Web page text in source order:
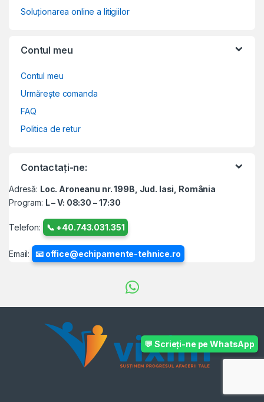
💬 Scrieți-ne pe WhatsApp
Soluționarea online a litigiilor
Contul meu
Contul meu
Urmărește comanda
FAQ
Politica de retur
Contactați-ne:
Adresă: Loc. Aroneanu nr. 199B, Jud. Iasi, România
Program: L – V: 08:30 – 17:30
Telefon: 📞 +40.743.031.351
Email: 📧 office@echipamente-tehnice.ro